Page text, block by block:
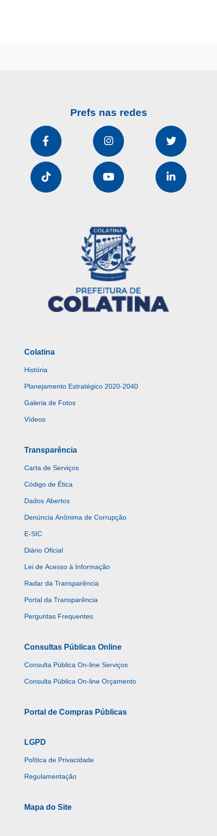
Prefs nas redes
Colatina
História
Planejamento Estratégico 2020-2040
Galeria de Fotos
Vídeos
Transparência
Carta de Serviços
Código de Ética
Dados Abertos
Denúncia Anônima de Corrupção
E-SIC
Diário Oficial
Lei de Acesso à Informação
Radar da Transparência
Portal da Transparência
Perguntas Frequentes
Consultas Públicas Online
Consulta Pública On-line Serviços
Consulta Pública On-line Orçamento
Portal de Compras Públicas
LGPD
Política de Privacidade
Regulamentação
Mapa do Site